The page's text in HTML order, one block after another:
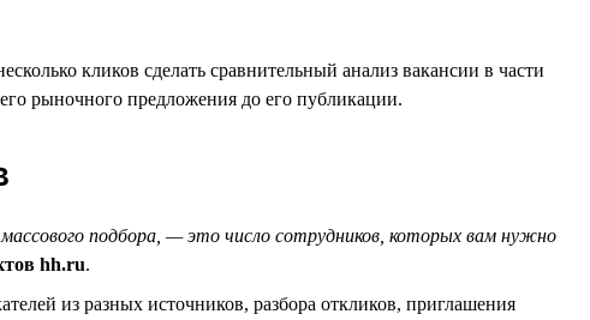
кликов сделать сравнительный анализ вакансии в части
рыночного предложения до его публикации.
подбора, — это число сотрудников, которых вам нужно
hh.ru.
из разных источников, разбора откликов, приглашения